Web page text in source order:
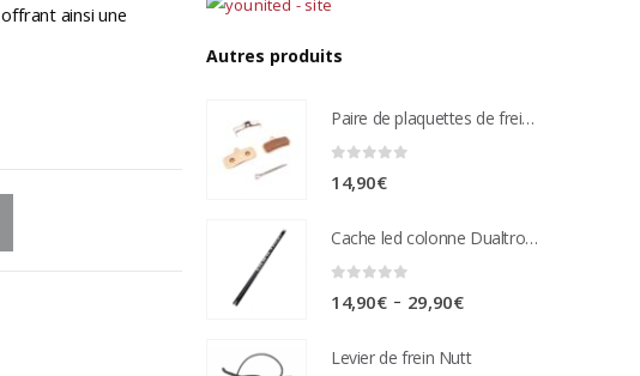
ainsi une
Autres produits
Paire de plaquettes de frein métal frité Compatible étrier de freins nutt 4 pistons
14,90€
Cache led colonne Dualtron Victor
14,90€ – 29,90€Plage
prix :
Levier de frein Nutt